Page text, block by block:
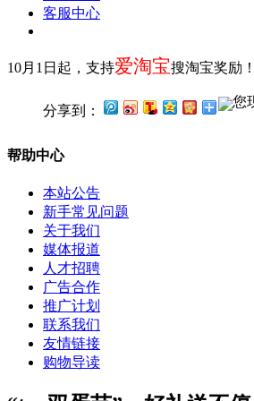
客服中心
10月1日起，支持爱淘宝搜淘宝奖励
分享到：
您
帮助中心
本站公告
新手常见问题
关于我们
媒体报道
人才招聘
广告合作
推广计划
联系我们
友情链接
购物导读